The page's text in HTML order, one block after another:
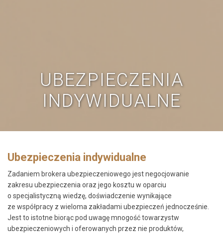
UBEZPIECZENIA
INDYWIDUALNE
Ubezpieczenia indywidualne
Zadaniem brokera ubezpieczeniowego jest negocjowanie
zakresu ubezpieczenia oraz jego kosztu w oparciu
o specjalistyczną wiedzę, doświadczenie wynikające
ze współpracy z wieloma zakładami ubezpieczeń jednocześnie.
Jest to istotne biorąc pod uwagę mnogość towarzystw
ubezpieczeniowych i oferowanych przez nie produktów,